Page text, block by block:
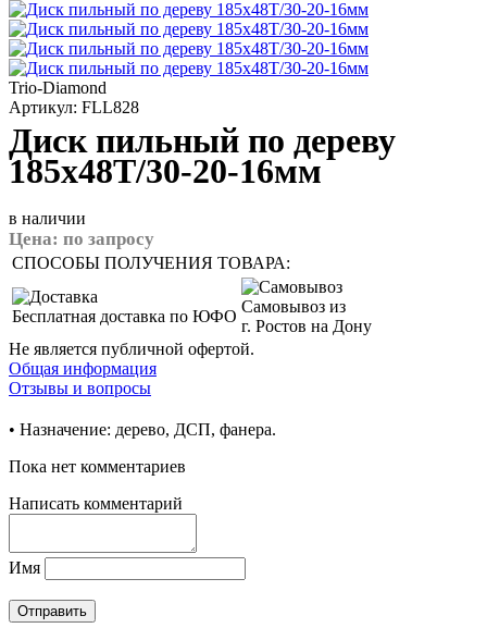
Trio-Diamond
Артикул: FLL828
Диск пильный по дереву
185x48T/30-20-16мм
в наличии
Цена: по запросу
СПОСОБЫ ПОЛУЧЕНИЯ ТОВАРА:
Бесплатная доставка по ЮФО
Самовывоз из
г. Ростов на Дону
Не является публичной офертой.
Общая информация
Отзывы и вопросы
• Назначение: дерево, ДСП, фанера.
Пока нет комментариев
Написать комментарий
Имя